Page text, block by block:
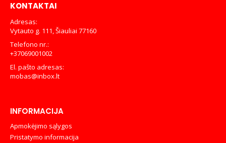
KONTAKTAI
Adresas:
Vytauto g. 111, Šiauliai 77160
Telefono nr.:
+37069001002
El. pašto adresas:
mobas@inbox.lt
INFORMACIJA
Apmokėjimo sąlygos
Pristatymo informacija